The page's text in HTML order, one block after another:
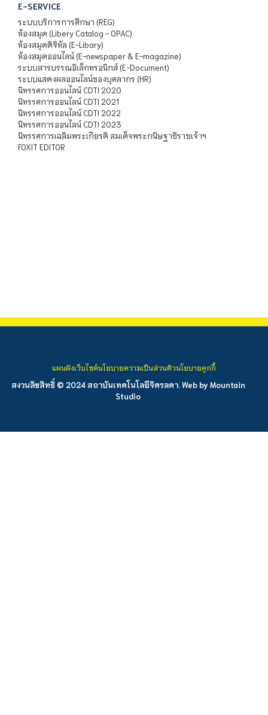
E-SERVICE
ระบบบริการการศึกษา (REG)
ห้องสมุด (Libery Catalog - OPAC)
ห้องสมุดดิจิทัล (E-Libary)
ห้องสมุดออนไลน์ (E-newspaper & E-magazine)
ระบบสารบรรณอิเล็กทรอนิกส์ (E-Document)
ระบบแสดงผลออนไลน์ของบุคลากร (HR)
นิทรรศการออนไลน์ CDTI 2020
นิทรรศการออนไลน์ CDTI 2021
นิทรรศการออนไลน์ CDTI 2022
นิทรรศการออนไลน์ CDTI 2023
นิทรรศการเฉลิมพระเกียรติ สมเด็จพระกนิษฐาธิราชเจ้าฯ
FOXIT EDITOR
สงวนลิขสิทธิ์ © 2024 สถาบันเทคโนโลยีจิตรลดา. Web by Mountain
Studio
แผนผังเว็บไซต์นโยบายความเป็นส่วนตัวนโยบายคุกกี้